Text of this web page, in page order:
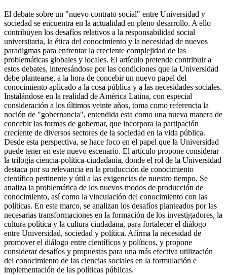
El debate sobre un "nuevo contrato social" entre Universidad y
sociedad se encuentra en la actualidad en pleno desarrollo. A ello
contribuyen los desafíos relativos a la responsabilidad social
universitaria, la ética del conocimiento y la necesidad de nuevos
paradigmas para enfrentar la creciente complejidad de las
problemáticas globales y locales. El artículo pretende contribuir a
estos debates, interesándose por las condiciones que la Universidad
debe plantearse, a la hora de concebir un nuevo papel del
conocimiento aplicado a la cosa pública y a las necesidades sociales.
Instalándose en la realidad de América Latina, con especial
consideración a los últimos veinte años, toma como referencia la
noción de "gobernancia", entendida esta como una nueva manera de
concebir las formas de gobernar, que incorpora la partipación
creciente de diversos sectores de la sociedad en la vida pública.
Desde esta perspectiva, se hace foco en el papel que la Universidad
puede tener en este nuevo escenario. El artículo propone considerar
la trilogía ciencia-política-ciudadanía, donde el rol de la Universidad
destaca por su relevancia en la producción de conocimiento
científico pertinente y útil a las exigencias de nuestro tiempo. Se
analiza la problemática de los nuevos modos de producción de
conocimiento, así como la vinculación del conocimiento con las
políticas. En este marco, se analizan los desafíos planteados por las
necesarias transformaciones en la formación de los investigadores, la
cultura política y la cultura ciudadana, para fortalecer el diálogo
entre Universidad, sociedad y política. Afirma la necesidad de
promover el diálogo entre científicos y políticos, y propone
considerar desafíos y propuestas para una más efectiva utilización
del conocimiento de las ciencias sociales en la formulación e
implementación de las políticas públicas.